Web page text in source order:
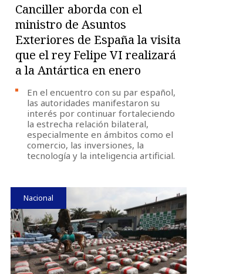
Canciller aborda con el
ministro de Asuntos
Exteriores de España la visita
que el rey Felipe VI realizará
a la Antártica en enero
En el encuentro con su par español,
las autoridades manifestaron su
interés por continuar fortaleciendo
la estrecha relación bilateral,
especialmente en ámbitos como el
comercio, las inversiones, la
tecnología y la inteligencia artificial.
Nacional